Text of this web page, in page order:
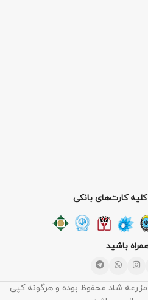
کارت‌های بانکی
باشید
شاد محفوظ بوده و هرگونه کپی